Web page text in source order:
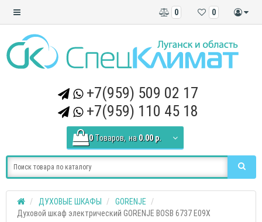
0
0
+7(959) 509 02 17
+7(959) 110 45 18
0 Tоваров, на 0.00 р.
ДУХОВЫЕ ШКАФЫ
GORENJE
Духовой шкаф электрический GORENJE BOSB 6737 E09X